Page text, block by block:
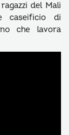
del Mali
caseificio di
che lavora